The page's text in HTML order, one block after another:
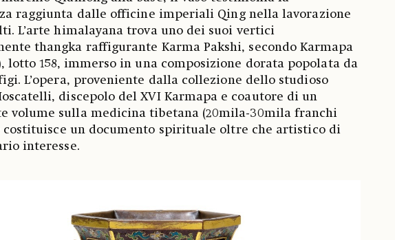
raggiunta dalle officine imperiali Qing nella lavorazione
L’arte himalayana trova uno dei suoi vertici
thangka raffigurante Karma Pakshi, secondo Karmapa
lotto 158, immerso in una composizione dorata popolata da
L’opera, proveniente dalla collezione dello studioso
discepolo del XVI Karmapa e coautore di un
volume sulla medicina tibetana (20mila-30mila franchi
costituisce un documento spirituale oltre che artistico di
interesse.